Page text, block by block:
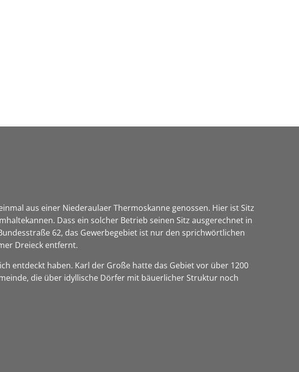
aus einer Niederaulaer Thermoskanne genossen. Hier ist Sitz
Dass ein solcher Betrieb seinen Sitz ausgerechnet in
62, das Gewerbegebiet ist nur den sprichwörtlichen
Dreieck entfernt.
entdeckt haben. Karl der Große hatte das Gebiet vor über 1200
die über idyllische Dörfer mit bäuerlicher Struktur noch